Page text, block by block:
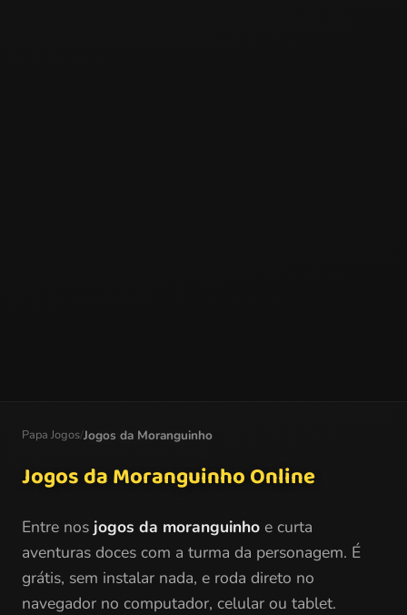
Papa Jogos/Jogos da Moranguinho
Jogos da Moranguinho Online
Entre nos jogos da moranguinho e curta
aventuras doces com a turma da personagem. É
grátis, sem instalar nada, e roda direto no
navegador no computador, celular ou tablet.